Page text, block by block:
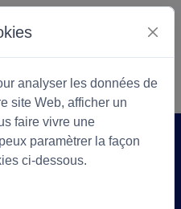
Textiles Produit
analyser les données de
site Web, afficher un
faire vivre une
paramètrer la façon
ci-dessous.